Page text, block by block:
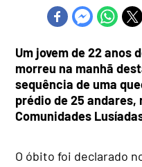
Um jovem de 22 anos
morreu na manhã
sequência de uma
prédio de 25 andares,
Comunidades
O óbito foi declarado